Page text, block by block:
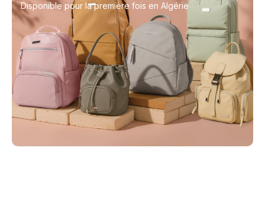
Disponible pour la première fois en Algérie